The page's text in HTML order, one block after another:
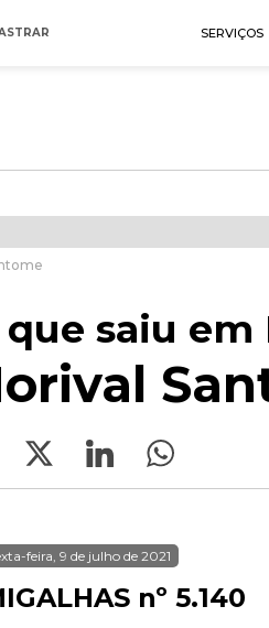
SERVIÇOS
que saiu
feira, 9 de julho de 2021
nº 5.140